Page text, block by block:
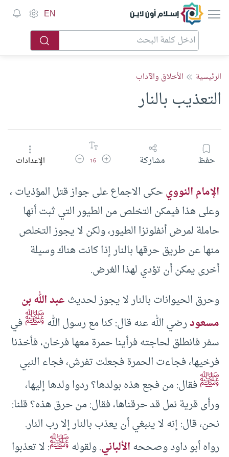
إسلام أون لاين EN
الرئيسية الأخلاق والآداب
التعذيب بالنار
حفظ مشاركة زيادة حجم الخط
16 تقليل حجم الخطالإعدادات
الإمام النوويحكى الاجماع على جواز قتل المؤذيات ،
وعلى هذا فيمكن التخلص من الطيور التي ثبت أنها
حاملة لمرض أنفلونزا الطيور، ولكن لا يجوز التخلص
منها عن طريق حرقها بالنار إذا كانت هناك وسيلة
أخرى يمكن أن تؤدي لهذا الغرض.
وحرق الحيوانات بالنار لا يجوز لحديثعبد الله بن
مسعودرضي الله عنه قال: كنا مع رسول اللهﷺفي
سفر فانطلق لحاجته فرأينا حمرة معها فرخان، فأخذنا
فرخيها، فجاءت الحمرة فجعلت تفرش، فجاء النبي
ﷺفقال: من فجع هذه بولدها؟ ردوا ولدها إليها،
ورأى قرية نمل قد حرقناها، فقال: من حرق هذه؟ قلنا:
نحن، قال: إنه لا ينبغي أن يعذب بالنار إلا رب النار.
رواه أبو داود وصححهالألباني. ولقولهﷺ: لا تعذبوا